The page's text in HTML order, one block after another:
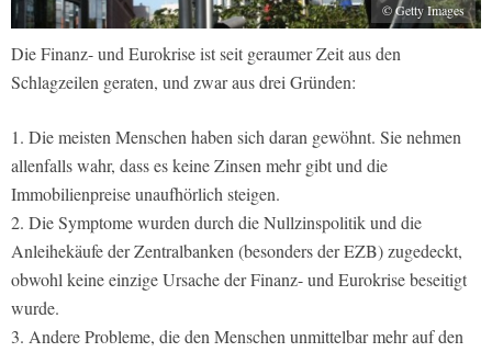
© Getty Images
Die Finanz- und Eurokrise ist seit geraumer Zeit aus den
Schlagzeilen geraten, und zwar aus drei Gründen:
1. Die meisten Menschen haben sich daran gewöhnt. Sie nehmen
allenfalls wahr, dass es keine Zinsen mehr gibt und die
Immobilienpreise unaufhörlich steigen.
2. Die Symptome wurden durch die Nullzinspolitik und die
Anleihekäufe der Zentralbanken (besonders der EZB) zugedeckt,
obwohl keine einzige Ursache der Finanz- und Eurokrise beseitigt
wurde.
3. Andere Probleme, die den Menschen unmittelbar mehr auf den